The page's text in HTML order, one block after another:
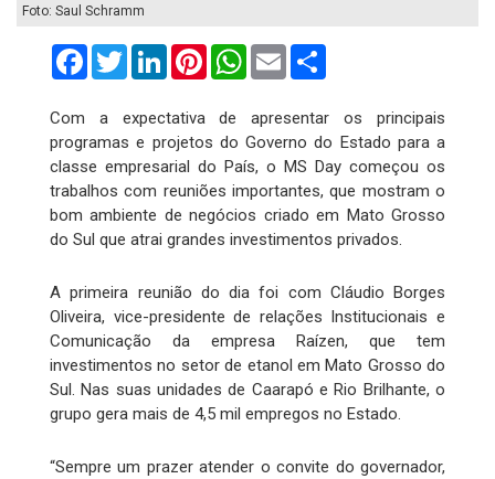
Foto: Saul Schramm
FacebookTwitterLinkedInPinterestWhatsApp
Email
Com a expectativa de apresentar os principais
programas e projetos do Governo do Estado para a
classe empresarial do País, o MS Day começou os
trabalhos com reuniões importantes, que mostram o
bom ambiente de negócios criado em Mato Grosso
do Sul que atrai grandes investimentos privados.
A primeira reunião do dia foi com Cláudio Borges
Oliveira, vice-presidente de relações Institucionais e
Comunicação da empresa Raízen, que tem
investimentos no setor de etanol em Mato Grosso do
Sul. Nas suas unidades de Caarapó e Rio Brilhante, o
grupo gera mais de 4,5 mil empregos no Estado.
“Sempre um prazer atender o convite do governador,